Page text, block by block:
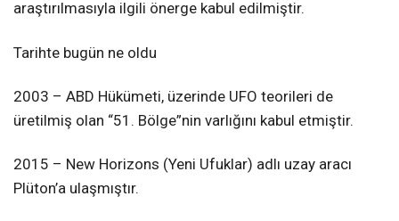
araştırılmasıyla ilgili önerge kabul edilmiştir.
Tarihte bugün ne oldu
2003 – ABD Hükümeti, üzerinde UFO teorileri de
üretilmiş olan “51. Bölge”nin varlığını kabul etmiştir.
2015 – New Horizons (Yeni Ufuklar) adlı uzay aracı
Plüton’a ulaşmıştır.